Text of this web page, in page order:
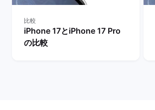
比較
iPhone 17とiPhone 17 Pro
の比較